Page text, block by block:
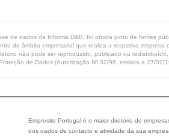
de dados da Informa D&B, foi obtida junto de fontes
do âmbito empresarial que realiza a respetiva
não pode ser reproduzido, publicado ou
de Dados (Autorização Nº 32/96, emitida a 27/02/
Empresite Portugal é o maior diretório de
dos dados de contacto e atividade da sua